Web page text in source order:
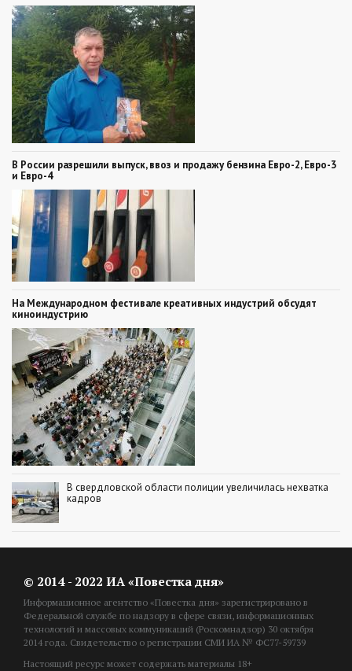
В России разрешили выпуск, ввоз и продажу бензина Евро-2, Евро-3
и Евро-4
На Международном фестивале креативных индустрий обсудят
киноиндустрию
В свердловской области полиции увеличилась нехватка
кадров
© 2014 - 2022 ИА «Повестка дня»
Информационное агентство «Повестка дня» зарегистрировано в
Федеральной службе по надзору в сфере связи, информационных
технологий и массовых коммуникаций (Роскомнадзор) 30 октября
2014 года. Свидетельство о регистрации СМИ ИА № ФС77-59739
Настоящий ресурс может содержать материалы 18+